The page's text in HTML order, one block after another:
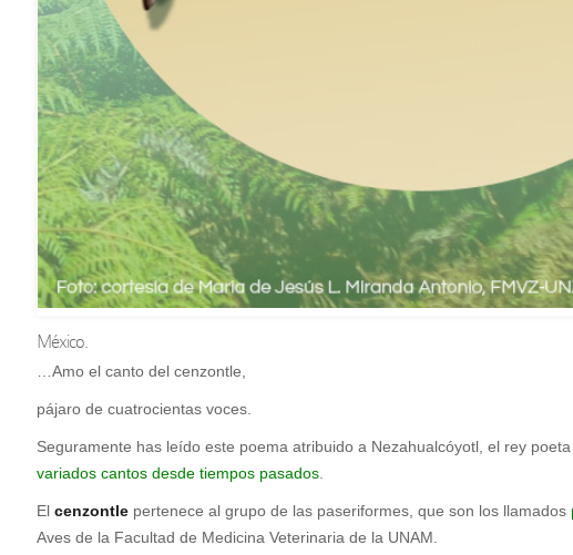
México.
…Amo el canto del cenzontle,
pájaro de cuatrocientas voces.
Seguramente has leído este poema atribuido a Nezahualcóyotl, el rey
variados cantos desde tiempos pasados
El cenzontle pertenece al grupo de las paseriformes, que son los llamados
Aves de la Facultad de Medicina Veterinaria de la UNAM.